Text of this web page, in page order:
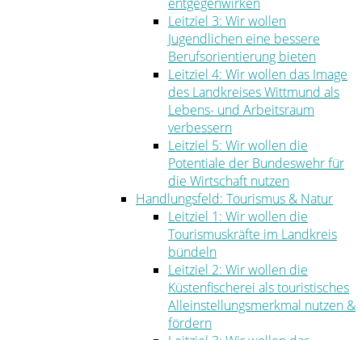
Leitziel 3: Wir wollen
Jugendlichen eine bessere
Berufsorientierung bieten
Leitziel 4: Wir wollen das Image
des Landkreises Wittmund als
Lebens- und Arbeitsraum
verbessern
Leitziel 5: Wir wollen die
Potentiale der Bundeswehr für
die Wirtschaft nutzen
Handlungsfeld: Tourismus & Natur
Leitziel 1: Wir wollen die
Tourismuskräfte im Landkreis
bündeln
Leitziel 2: Wir wollen die
Küstenfischerei als touristisches
Alleinstellungsmerkmal nutzen &
fördern